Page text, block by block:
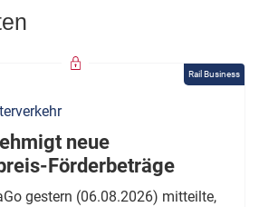
Rail Business
neue
Förderbeträge
gestern (06.08.2026) mitteilte,